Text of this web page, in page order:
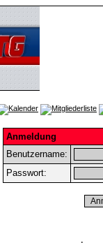
Anmeldung
Benutzername:
Passwort: